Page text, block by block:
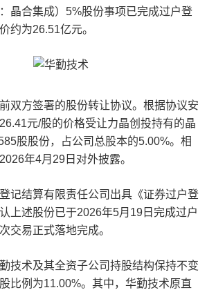
晶合集成）5%股份事项已完成过户登
约为26.51亿元。
双方签署的股份转让协议。根据协议安
元/股的价格受让力晶创投持有的晶
股股份，占公司总股本的5.00%。相
年4月29日对外披露。
记结算有限责任公司出具《证券过户登
上述股份已于2026年5月19日完成过户
交易正式落地完成。
技术及其全资子公司持股结构保持不变
比例为11.00%。其中，华勤技术原直